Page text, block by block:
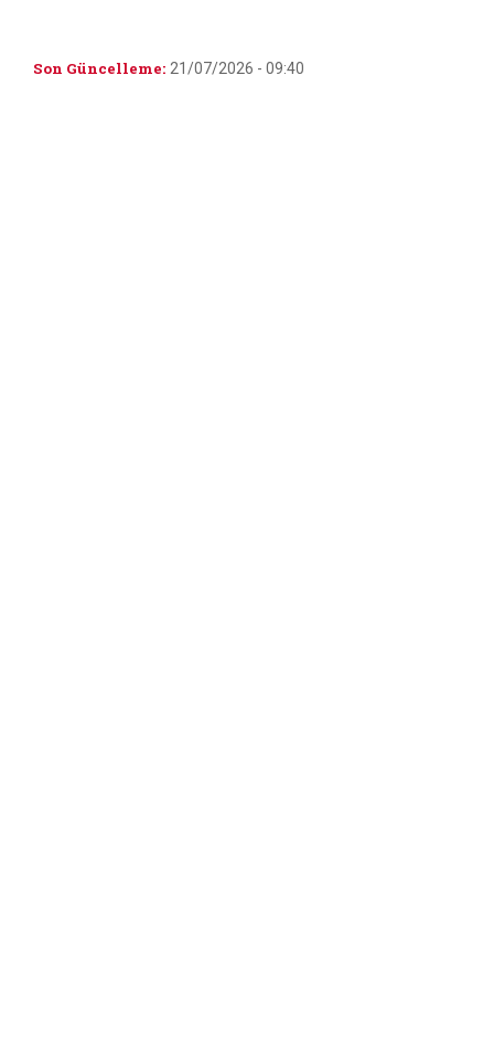
Son Güncelleme: 21/07/2026 - 09:40